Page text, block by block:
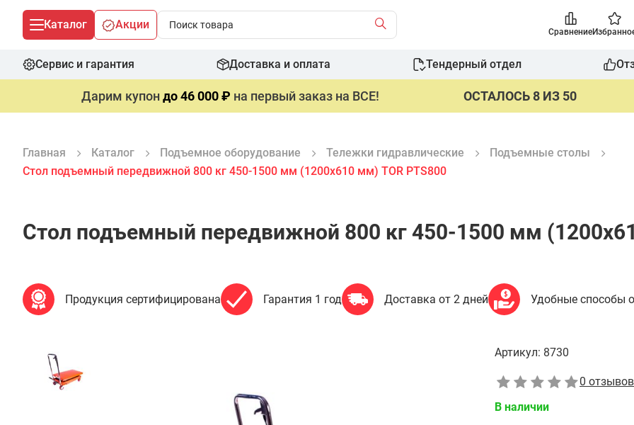
Каталог Акции
Сравнение
Сервис и гарантия Доставка и оплата Тендерный отдел
Дарим купондо 46 000 ₽ на первый заказ на ВСЕ! ОСТАЛОСЬ 8 ИЗ 50
Главная Каталог Подъемное оборудование Тележки гидравлические
Подъемные столы
Стол подъемный передвижной 800 кг 450-1500 мм (1200х610 мм) TOR PTS800
Стол подъемный передвижной 800 кг 450-1500 мм
Продукция сертифицирована Гарантия 1 год Доставка от 2 дней Удобные способы
Артикул: 8730
0 отзывов
В наличии